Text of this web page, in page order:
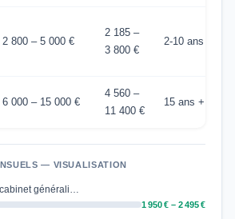
2 800 – 5 000 €
2 185 –
3 800 €
2-10 ans
6 000 – 15 000 €
4 560 –
11 400 €
15 ans +
— VISUALISATION
générali…
1 950 € – 2 495 €